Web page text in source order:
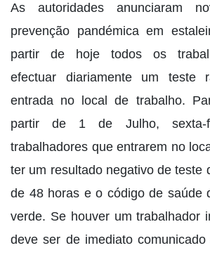
As autoridades anunciaram
prevenção pandémica em
partir de hoje todos os
efectuar diariamente um teste
entrada no local de trabalho.
partir de 1 de Julho, sexta-
trabalhadores que entrarem no
ter um resultado negativo de teste
de 48 horas e o código de saúde
verde. Se houver um trabalhador
deve ser de imediato